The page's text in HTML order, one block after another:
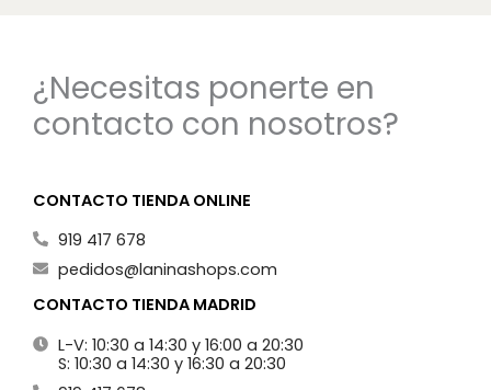
¿Necesitas ponerte en
contacto con nosotros?
CONTACTO TIENDA ONLINE
919 417 678
pedidos@laninashops.com
CONTACTO TIENDA MADRID
L-V: 10:30 a 14:30 y 16:00 a 20:30
S: 10:30 a 14:30 y 16:30 a 20:30